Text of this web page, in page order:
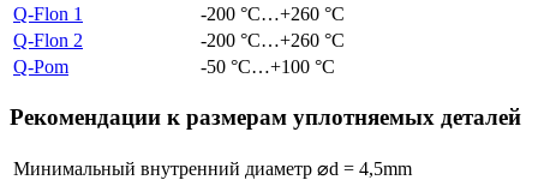
Q-Flon 1
-200 °C…+260 °C
Q-Flon 2
-200 °C…+260 °C
Q-Pom
-50 °C…+100 °C
Рекомендации к размерам уплотняемых деталей
Минимальный внутренний диаметр ⌀d = 4,5mm